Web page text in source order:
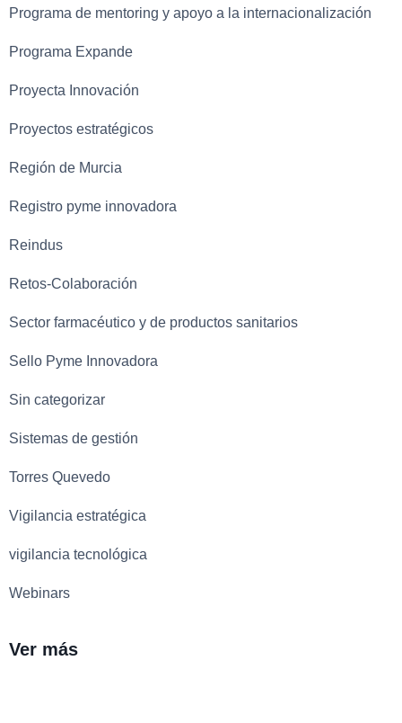
Programa de mentoring y apoyo a la internacionalización
Programa Expande
Proyecta Innovación
Proyectos estratégicos
Región de Murcia
Registro pyme innovadora
Reindus
Retos-Colaboración
Sector farmacéutico y de productos sanitarios
Sello Pyme Innovadora
Sin categorizar
Sistemas de gestión
Torres Quevedo
Vigilancia estratégica
vigilancia tecnológica
Webinars
Ver más